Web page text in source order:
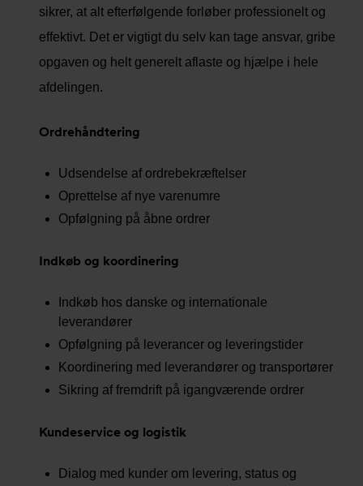
sikrer, at alt efterfølgende forløber professionelt og
effektivt. Det er vigtigt du selv kan tage ansvar, gribe
opgaven og helt generelt aflaste og hjælpe i hele
afdelingen.
Ordrehåndtering
Udsendelse af ordrebekræftelser
Oprettelse af nye varenumre
Opfølgning på åbne ordrer
Indkøb og koordinering
Indkøb hos danske og internationale
leverandører
Opfølgning på leverancer og leveringstider
Koordinering med leverandører og transportører
Sikring af fremdrift på igangværende ordrer
Kundeservice og logistik
Dialog med kunder om levering, status og